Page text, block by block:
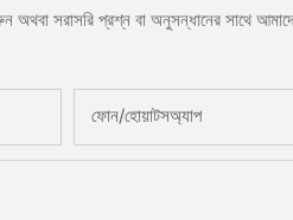
অথবা সরাসরি প্রশ্ন বা অনুসন্ধানের সাথে
ফোন/হোয়াটসঅ্যাপ